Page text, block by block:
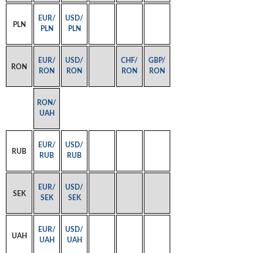
PLN
EUR/
PLN
USD/
PLN
RON
EUR/
RON
USD/
RON
CHF/
RON
GBP/
RON
RON/
UAH
RUB
EUR/
RUB
USD/
RUB
SEK
EUR/
SEK
USD/
SEK
UAH
EUR/
UAH
USD/
UAH